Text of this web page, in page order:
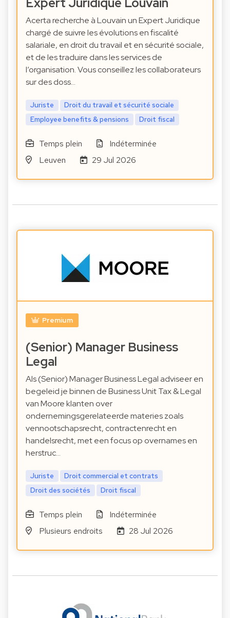
Acerta recherche à Louvain un Expert Juridique
chargé de suivre les évolutions en fiscalité
salariale, en droit du travail et en sécurité sociale,
et de les traduire dans les services de
l’organisation. Vous conseillez les collaborateurs
sur des doss…
Juriste
Droit du travail et sécurité sociale
Employee benefits & pensions
Droit fiscal
Temps plein
Indéterminée
Leuven
29 Jul 2026
Premium
(Senior) Manager Business
Legal
Als (Senior) Manager Business Legal adviseer en
begeleid je binnen de Business Unit Tax & Legal
van Moore klanten over
ondernemingsgerelateerde materies zoals
vennootschapsrecht, contractenrecht en
handelsrecht, met een focus op overnames en
herstruc…
Juriste
Droit commercial et contrats
Droit des sociétés
Droit fiscal
Temps plein
Indéterminée
Plusieurs endroits
28 Jul 2026